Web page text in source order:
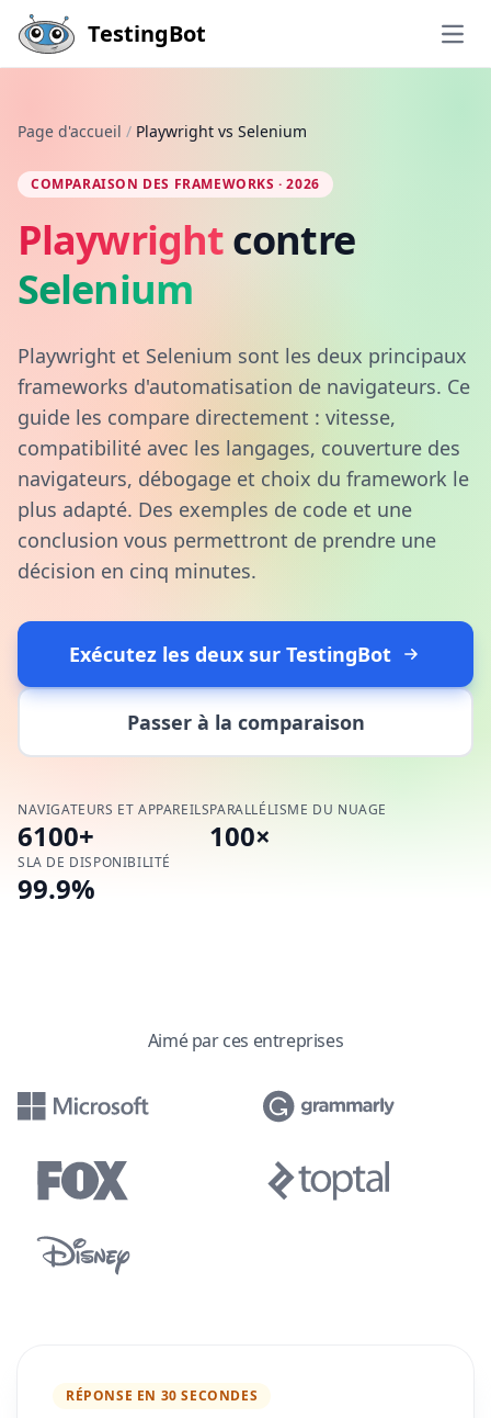
Skip to main content
TestingBot
Page d'accueil / Playwright vs Selenium
COMPARAISON DES FRAMEWORKS · 2026
Playwrightcontre
Selenium
Playwright et Selenium sont les deux principaux
frameworks d'automatisation de navigateurs. Ce
guide les compare directement : vitesse,
compatibilité avec les langages, couverture des
navigateurs, débogage et choix du framework le
plus adapté. Des exemples de code et une
conclusion vous permettront de prendre une
décision en cinq minutes.
Exécutez les deux sur TestingBot
Passer à la comparaison
NAVIGATEURS ET APPAREILS
6100+
PARALLÉLISME DU NUAGE
100×
SLA DE DISPONIBILITÉ
99.9%
Aimé par ces entreprises
RÉPONSE EN 30 SECONDES